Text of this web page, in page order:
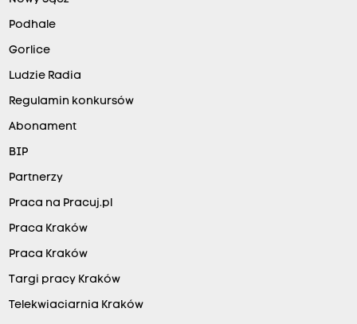
Podhale
Gorlice
Ludzie Radia
Regulamin konkursów
Abonament
BIP
Partnerzy
Praca na Pracuj.pl
Praca Kraków
Praca Kraków
Targi pracy Kraków
Telekwiaciarnia Kraków